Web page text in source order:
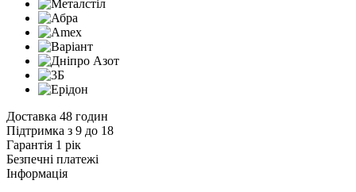
Доставка 48 годин
Підтримка з 9 до 18
Гарантія 1 рік
Безпечні платежі
Інформація